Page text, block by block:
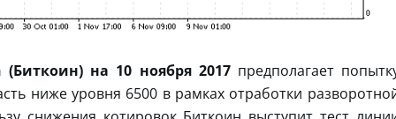
(Биткоин) на 10 ноября 2017предполагает
ниже уровня 6500 в рамках отработки